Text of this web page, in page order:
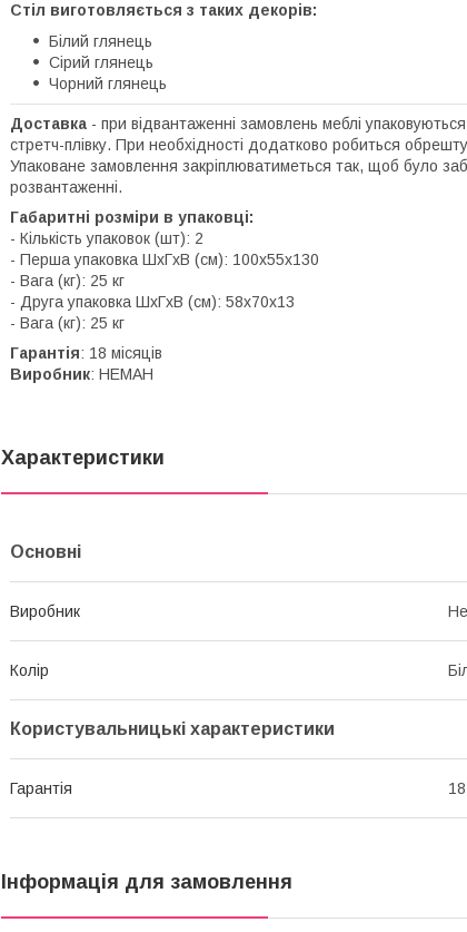
Стіл виготовляється з таких декорів:
Білий глянець
Сірий глянець
Чорний глянець
Доставка - при відвантаженні замовлень меблі
стретч-плівку. При необхідності додатково робиться
Упаковане замовлення закріплюватиметься так, щоб було
розвантаженні.
Габаритні розміри в упаковці:
- Кількість упаковок (шт): 2
- Перша упаковка ШхГхВ (см): 100х55х130
- Вага (кг): 25 кг
- Друга упаковка ШхГхВ (см): 58х70х13
- Вага (кг): 25 кг
Гарантія: 18 місяців
Виробник: НЕМАН
Характеристики
Основні
Виробник
Колір
Користувальницькі характеристики
Гарантія
Інформація для замовлення